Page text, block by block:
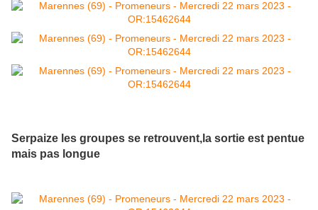
Serpaize les groupes se retrouvent,la sortie est pentue
mais pas longue